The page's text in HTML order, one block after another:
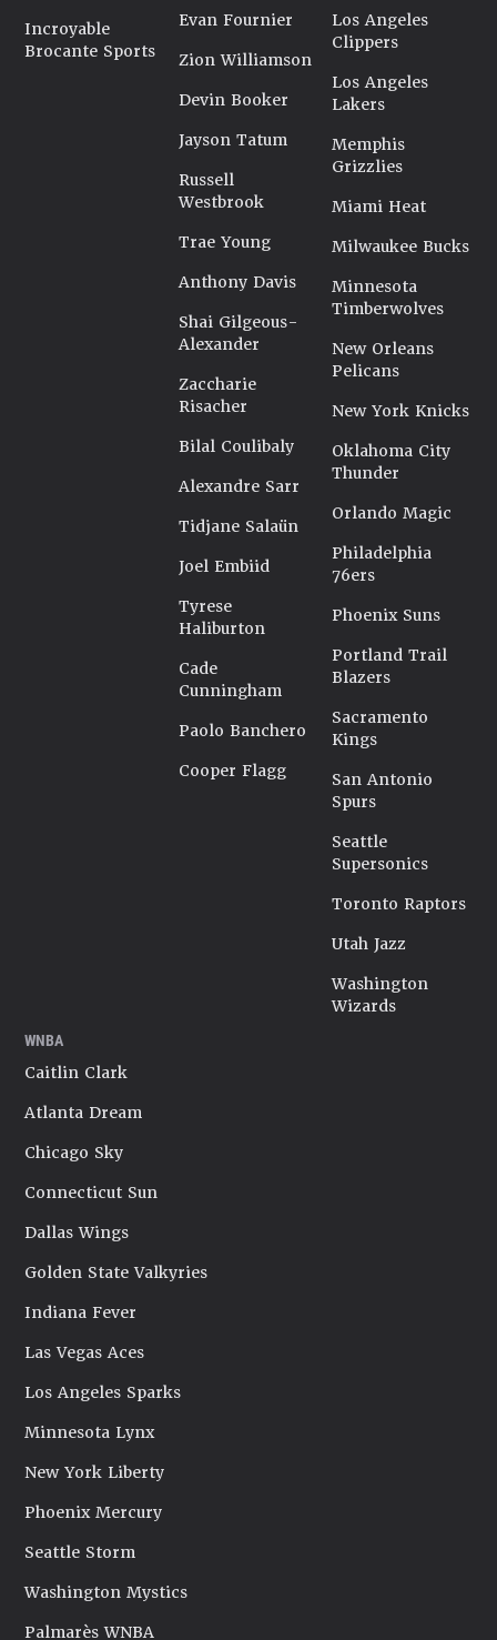
Incroyable
Brocante Sports
Evan Fournier
Zion Williamson
Devin Booker
Jayson Tatum
Russell
Westbrook
Trae Young
Anthony Davis
Shai Gilgeous-
Alexander
Zaccharie
Risacher
Bilal Coulibaly
Alexandre Sarr
Tidjane Salaün
Joel Embiid
Tyrese
Haliburton
Cade
Cunningham
Paolo Banchero
Cooper Flagg
Los Angeles
Clippers
Los Angeles
Lakers
Memphis
Grizzlies
Miami Heat
Milwaukee Bucks
Minnesota
Timberwolves
New Orleans
Pelicans
New York Knicks
Oklahoma City
Thunder
Orlando Magic
Philadelphia
76ers
Phoenix Suns
Portland Trail
Blazers
Sacramento
Kings
San Antonio
Spurs
Seattle
Supersonics
Toronto Raptors
Utah Jazz
Washington
Wizards
WNBA
Caitlin Clark
Atlanta Dream
Chicago Sky
Connecticut Sun
Dallas Wings
Golden State Valkyries
Indiana Fever
Las Vegas Aces
Los Angeles Sparks
Minnesota Lynx
New York Liberty
Phoenix Mercury
Seattle Storm
Washington Mystics
Palmarès WNBA